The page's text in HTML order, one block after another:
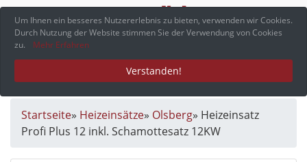
Menü
Startseite» Heizeinsätze» Olsberg» Heizeinsatz
Profi Plus 12 inkl. Schamottesatz 12KW
Um Ihnen ein besseres Nutzererlebnis zu bieten, verwenden wir Cookies.
Durch Nutzung der Website stimmen Sie der Verwendung von Cookies
zu.
Mehr Erfahren
Verstanden!